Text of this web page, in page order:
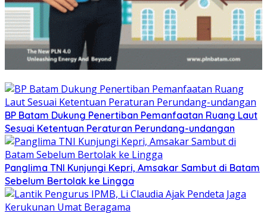
BP Batam Dukung Penertiban Pemanfaatan Ruang Laut
Sesuai Ketentuan Peraturan Perundang-undangan
Panglima TNI Kunjungi Kepri, Amsakar Sambut di Batam
Sebelum Bertolak ke Lingga